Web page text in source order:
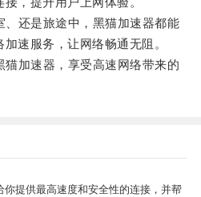
还是旅途中，黑猫加速器都能
速服务，让网络畅通无阻。
加速器，享受高速网络带来的
提供最高速度和安全性的连接，并帮